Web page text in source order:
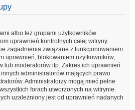
albo też grupami użytkowników
uprawnień kontrolnych całej witryny.
zagadnienia związane z funkcjonowaniem
uprawnień, blokowaniem użytkowników,
lub moderatorów itp. Zakres ich uprawnień
administratorów mających prawo
Administratorzy mogą mieć pełne
forach utworzonych na witrynie.
uzależniony jest od uprawnień nadanych